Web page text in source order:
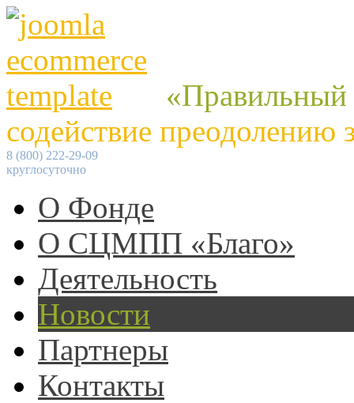
содействие преодолению
8 (800) 222-29-09
круглосуточно
О Фонде
О СЦМПП «Благо»
Деятельность
Новости
Партнеры
Контакты